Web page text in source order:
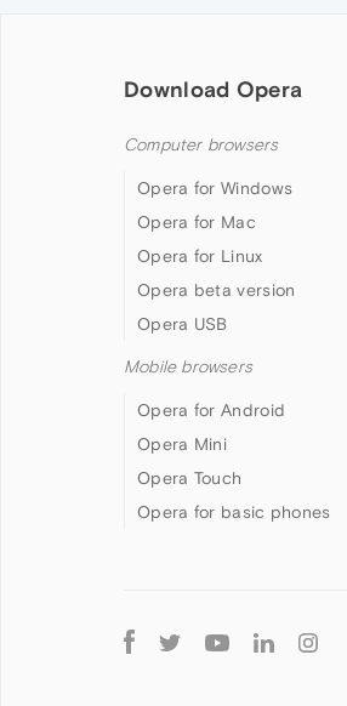
Download Opera
Computer browsers
Opera for Windows
Opera for Mac
Opera for Linux
Opera beta version
Opera USB
Mobile browsers
Opera for Android
Opera Mini
Opera Touch
Opera for basic phones
Follow
Opera